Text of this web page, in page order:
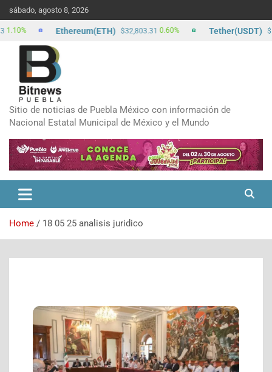
sábado, agosto 8, 2026
Sitio de noticias de Puebla México con información de
Nacional Estatal Municipal de México y el Mundo
Home 18 05 25 analisis juridico
Ethereum(ETH) $32,803.31 0.60% Tether(USDT)